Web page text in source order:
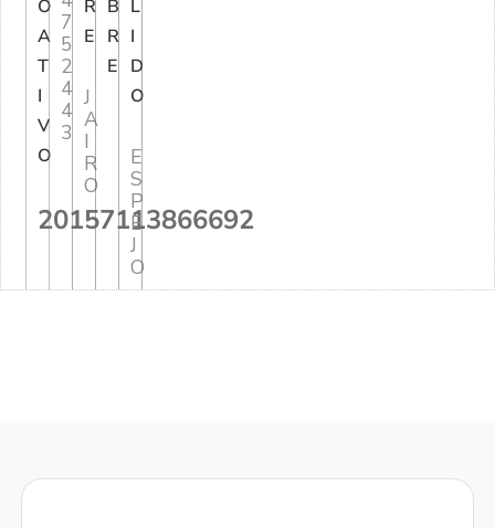
O
A
T
I
V
O
20157113866692
7
5
2
4
4
3
R
E
J
A
I
R
O
B
R
E
L
I
D
O
E
S
P
E
J
O